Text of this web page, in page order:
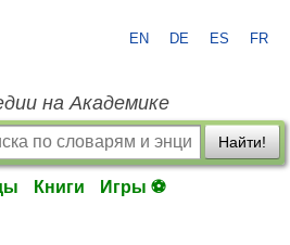
EN DE ES FR
на Академике
Найти!
Книги Игры ⚽